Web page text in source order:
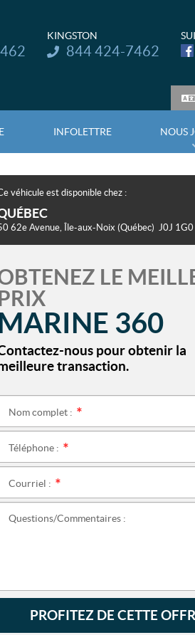
KINGSTON
Téléphone :
844 424-7462
INFOLETTRE NOUS
véhicule est disponible chez :
62e Avenue, Île-aux-Noix (Québec) J0J 1G0
LE
MARINE 360
nous pour obtenir la
transaction.
Nom complet :
Téléphone :
Courriel :
Questions/Commentaires :
PROFITEZ DE CETTE